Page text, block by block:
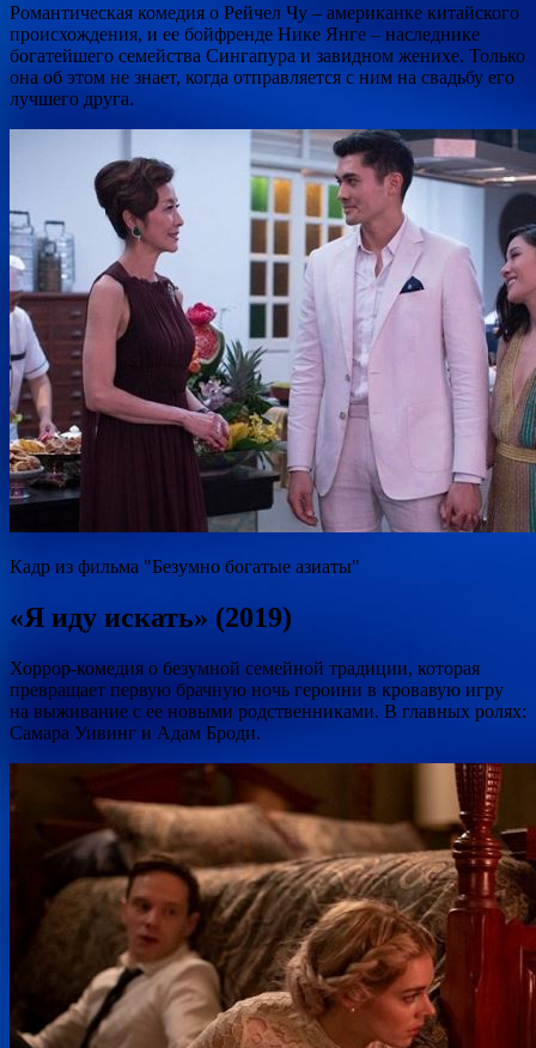
Романтическая комедия о Рейчел Чу – американке китайского
происхождения, и ее бойфренде Нике Янге – наследнике
богатейшего семейства Сингапура и завидном женихе. Только
она об этом не знает, когда отправляется с ним на свадьбу его
лучшего друга.
Кадр из фильма "Безумно богатые азиаты"
«Я иду искать» (2019)
Хоррор-комедия о безумной семейной традиции, которая
превращает первую брачную ночь героини в кровавую игру
на выживание с ее новыми родственниками. В главных ролях:
Самара Уивинг и Адам Броди.